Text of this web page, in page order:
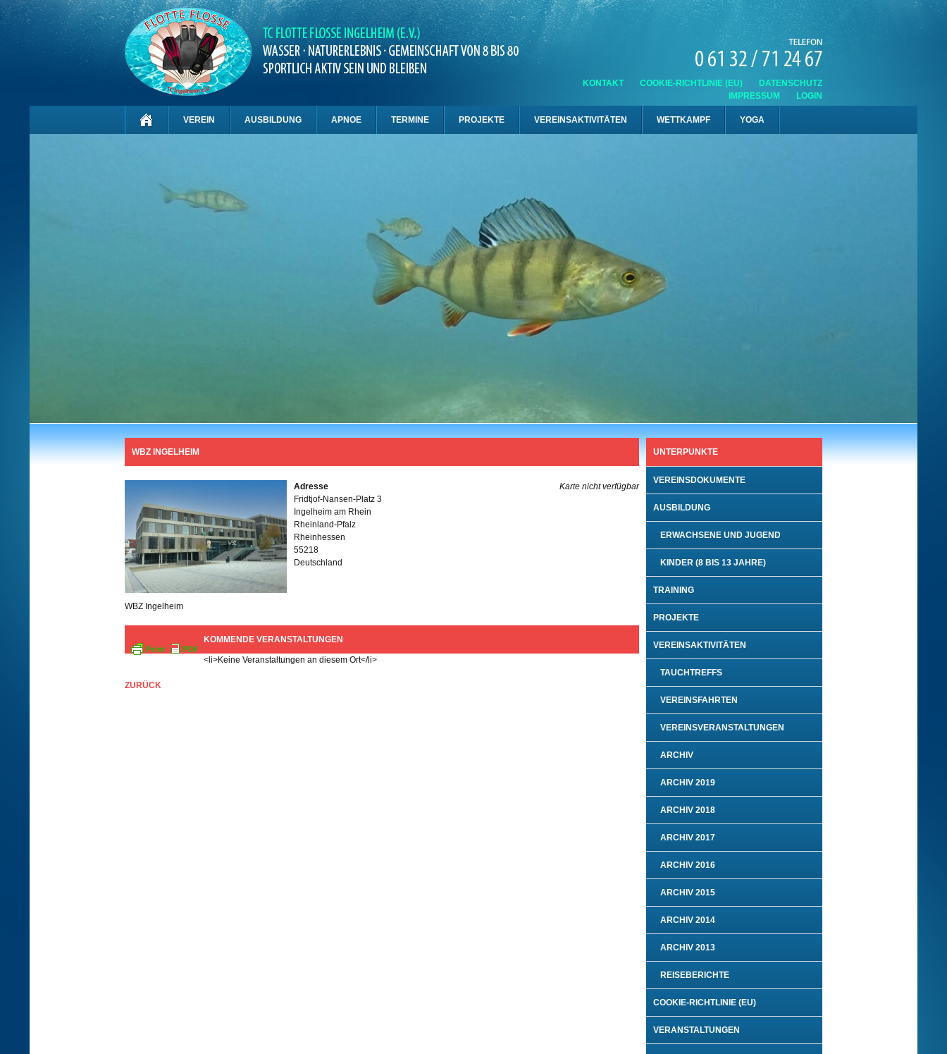
KONTAKT COOKIE-RICHTLINIE (EU)
DATENSCHUTZ
IMPRESSUM
LOGIN
VEREIN AUSBILDUNG APNOE TERMINE PROJEKTE VEREINSAKTIVITÄTEN WETTKAMPF YOGA
WBZ INGELHEIM
Karte nicht verfügbar
Adresse
Fridtjof-Nansen-Platz 3
Ingelheim am Rhein
Rheinland-Pfalz
Rheinhessen
55218
Deutschland
WBZ Ingelheim
KOMMENDE VERANSTALTUNGEN
<li>Keine Veranstaltungen an diesem Ort</li>
ZURÜCK
UNTERPUNKTE
VEREINSDOKUMENTE
AUSBILDUNG
ERWACHSENE UND JUGEND
KINDER (8 BIS 13 JAHRE)
TRAINING
PROJEKTE
VEREINSAKTIVITÄTEN
TAUCHTREFFS
VEREINSFAHRTEN
VEREINSVERANSTALTUNGEN
ARCHIV
ARCHIV 2019
ARCHIV 2018
ARCHIV 2017
ARCHIV 2016
ARCHIV 2015
ARCHIV 2014
ARCHIV 2013
REISEBERICHTE
COOKIE-RICHTLINIE (EU)
VERANSTALTUNGEN